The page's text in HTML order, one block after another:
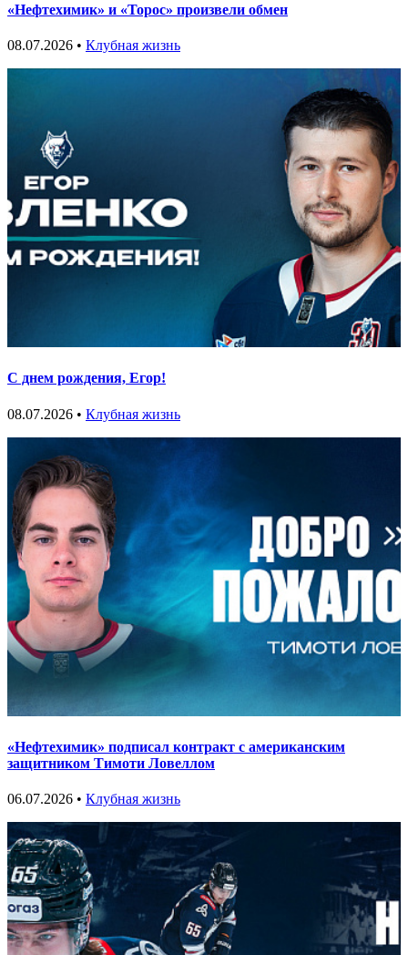
«Нефтехимик» и «Торос» произвели обмен
08.07.2026 • Клубная жизнь
С днем рождения, Егор!
08.07.2026 • Клубная жизнь
«Нефтехимик» подписал контракт с американским
защитником Тимоти Ловеллом
06.07.2026 • Клубная жизнь